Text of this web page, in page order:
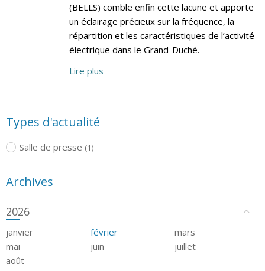
(BELLS) comble enfin cette lacune et apporte
un éclairage précieux sur la fréquence, la
répartition et les caractéristiques de l’activité
électrique dans le Grand-Duché.
Lire plus
Types d'actualité
Salle de presse (1)
Archives
2026
janvier février
mars
mai
juin
juillet
août